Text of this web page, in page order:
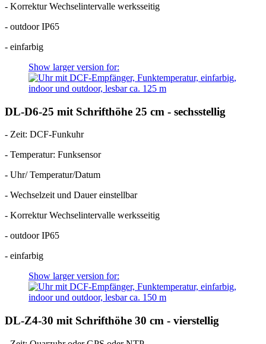
- Korrektur Wechselintervalle werksseitig
- outdoor IP65
- einfarbig
Show larger version for:
DL-D6-25 mit Schrifthöhe 25 cm - sechsstellig
- Zeit: DCF-Funkuhr
- Temperatur: Funksensor
- Uhr/ Temperatur/Datum
- Wechselzeit und Dauer einstellbar
- Korrektur Wechselintervalle werksseitig
- outdoor IP65
- einfarbig
Show larger version for:
DL-Z4-30 mit Schrifthöhe 30 cm - vierstellig